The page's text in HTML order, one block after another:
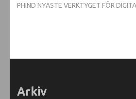
PHIND NYASTE VERKTYGET FÖR
Arkiv